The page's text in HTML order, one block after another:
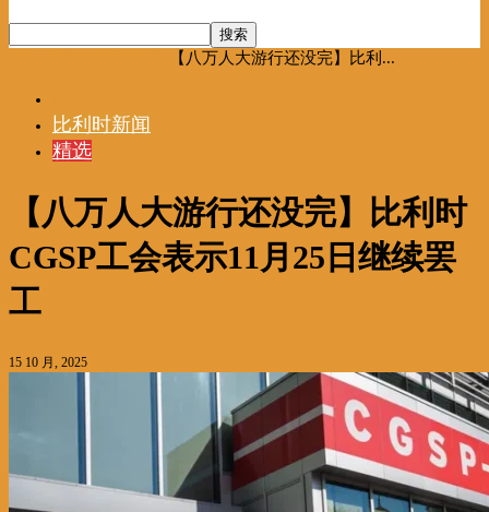
【八万人大游行还没完】比利...
比利时新闻
精选
【八万人大游行还没完】比利时
CGSP工会表示11月25日继续罢
工
15 10 月, 2025